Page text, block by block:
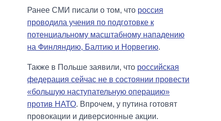
Ранее СМИ писали о том, что россия
проводила учения по подготовке к
потенциальному масштабному нападению
на Финляндию, Балтию и Норвегию.
Также в Польше заявили, что российская
федерация сейчас не в состоянии провести
«большую наступательную операцию»
против НАТО. Впрочем, у путина готовят
провокации и диверсионные акции.